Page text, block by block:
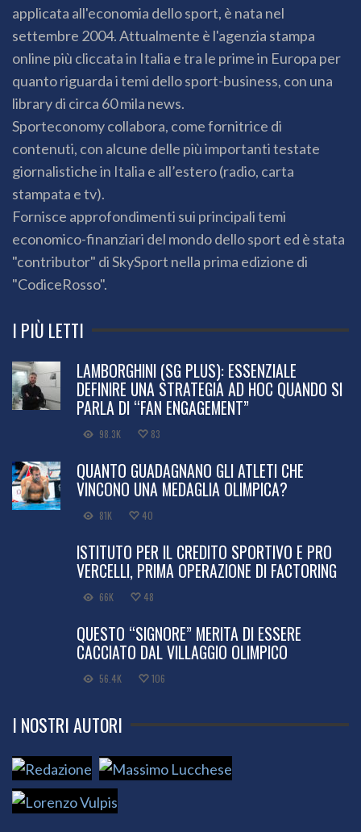
applicata all'economia dello sport, è nata nel
settembre 2004. Attualmente è l'agenzia stampa
online più cliccata in Italia e tra le prime in Europa per
quanto riguarda i temi dello sport-business, con una
library di circa 60 mila news.
Sporteconomy collabora, come fornitrice di
contenuti, con alcune delle più importanti testate
giornalistiche in Italia e all’estero (radio, carta
stampata e tv).
Fornisce approfondimenti sui principali temi
economico-finanziari del mondo dello sport ed è stata
"contributor" di SkySport nella prima edizione di
"CodiceRosso".
I PIÙ LETTI
LAMBORGHINI (SG PLUS): ESSENZIALE
DEFINIRE UNA STRATEGIA AD HOC QUANDO SI
PARLA DI “FAN ENGAGEMENT”
98.3K 83
QUANTO GUADAGNANO GLI ATLETI CHE
VINCONO UNA MEDAGLIA OLIMPICA?
81K 40
ISTITUTO PER IL CREDITO SPORTIVO E PRO
VERCELLI, PRIMA OPERAZIONE DI FACTORING
66K 48
QUESTO “SIGNORE” MERITA DI ESSERE
CACCIATO DAL VILLAGGIO OLIMPICO
56.4K 106
I NOSTRI AUTORI